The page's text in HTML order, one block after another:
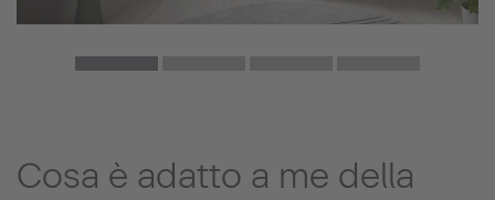
Cosa è adatto a me della